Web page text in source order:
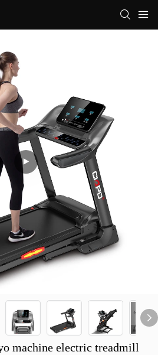
machine electric treadmill